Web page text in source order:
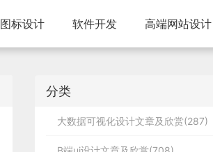
图标设计 软件开发 高端网站设计
分类
大数据可视化设计文章及欣赏(287)